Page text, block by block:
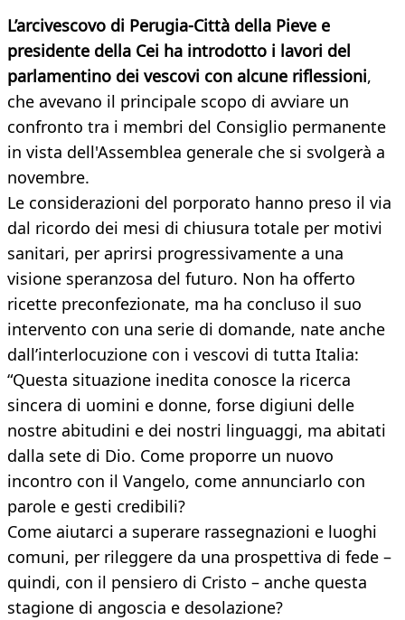
L’arcivescovo di Perugia-Città della Pieve e
presidente della Cei ha introdotto i lavori del
parlamentino dei vescovi con alcune riflessioni,
che avevano il principale scopo di avviare un
confronto tra i membri del Consiglio permanente
in vista dell'Assemblea generale che si svolgerà a
novembre.
Le considerazioni del porporato hanno preso il via
dal ricordo dei mesi di chiusura totale per motivi
sanitari, per aprirsi progressivamente a una
visione speranzosa del futuro. Non ha offerto
ricette preconfezionate, ma ha concluso il suo
intervento con una serie di domande, nate anche
dall’interlocuzione con i vescovi di tutta Italia:
“Questa situazione inedita conosce la ricerca
sincera di uomini e donne, forse digiuni delle
nostre abitudini e dei nostri linguaggi, ma abitati
dalla sete di Dio. Come proporre un nuovo
incontro con il Vangelo, come annunciarlo con
parole e gesti credibili?
Come aiutarci a superare rassegnazioni e luoghi
comuni, per rileggere da una prospettiva di fede –
quindi, con il pensiero di Cristo – anche questa
stagione di angoscia e desolazione?